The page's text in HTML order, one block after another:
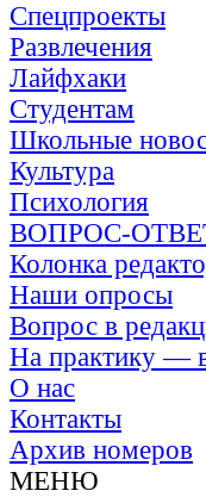
Спецпроекты
Развлечения
Лайфхаки
Студентам
Школьные
Культура
Психология
ВОПРОС-
Колонка
Наши опросы
Вопрос в
На практику —
О нас
Контакты
Архив номеров
МЕНЮ